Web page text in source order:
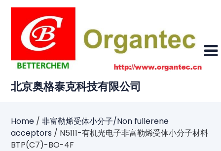
Skip
content
北京奥格泰克科技有限公司
Home /非富勒烯受体小分子/Non fullerene
acceptors / N5111-有机光电子非富勒烯受体小分子材料
BTP(C7)-BO-4F